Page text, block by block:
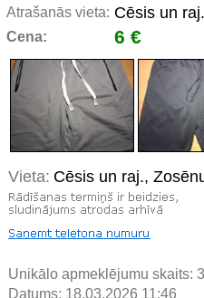
Atrašanās vieta: Cēsis un
Cena: 6 €
Vieta: Cēsis un raj.,
Unikālo apmeklējumu skaits:
Datums: 18.03.2026 11:46